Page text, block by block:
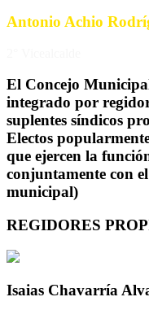
Antonio Achio
El Concejo
integrado por
suplentes síndicos
Electos
que ejercen la
conjuntamente con
municipal)
REGIDORES
Isaias Chavarría